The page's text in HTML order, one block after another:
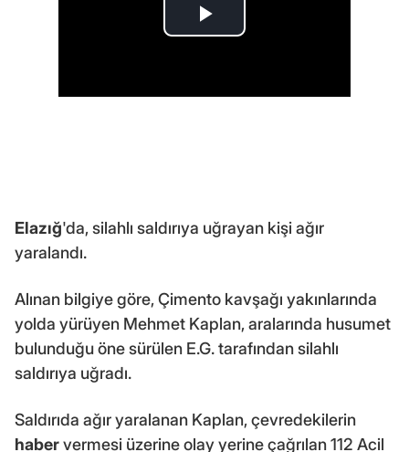
Elazığ'da, silahlı saldırıya uğrayan kişi ağır
yaralandı.
Alınan bilgiye göre, Çimento kavşağı yakınlarında
yolda yürüyen Mehmet Kaplan, aralarında husumet
bulunduğu öne sürülen E.G. tarafından silahlı
saldırıya uğradı.
Saldırıda ağır yaralanan Kaplan, çevredekilerin
habervermesi üzerine olay yerine çağrılan 112 Acil